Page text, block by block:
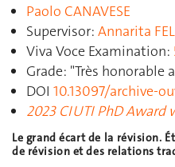
Paolo CANAVESE
Supervisor: Annarita
Viva Voce Examination:
Grade: "Très honorable
DOI 10.13097/archive-
2023 CIUTI PhD Award
Le grand écart de la révision.
de révision et des relations